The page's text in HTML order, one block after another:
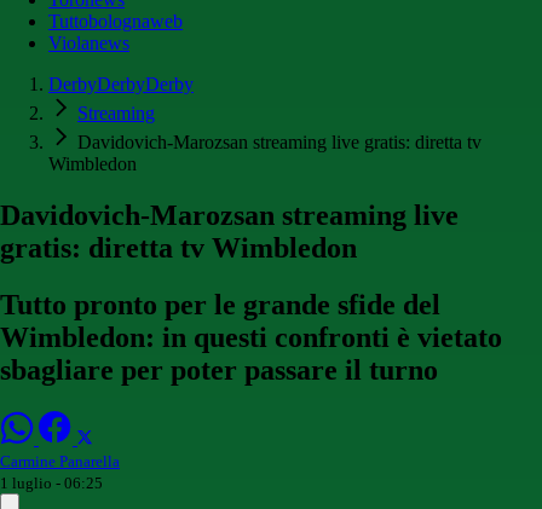
Tuttobolognaweb
Violanews
DerbyDerbyDerby
Streaming
Davidovich-Marozsan streaming live gratis: diretta tv
Wimbledon
Davidovich-Marozsan streaming live
gratis: diretta tv Wimbledon
Tutto pronto per le grande sfide del
Wimbledon: in questi confronti è vietato
sbagliare per poter passare il turno
Carmine Panarella
1 luglio - 06:25